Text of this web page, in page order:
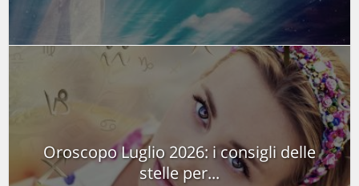
Oroscopo Luglio 2026: i consigli delle
stelle per...